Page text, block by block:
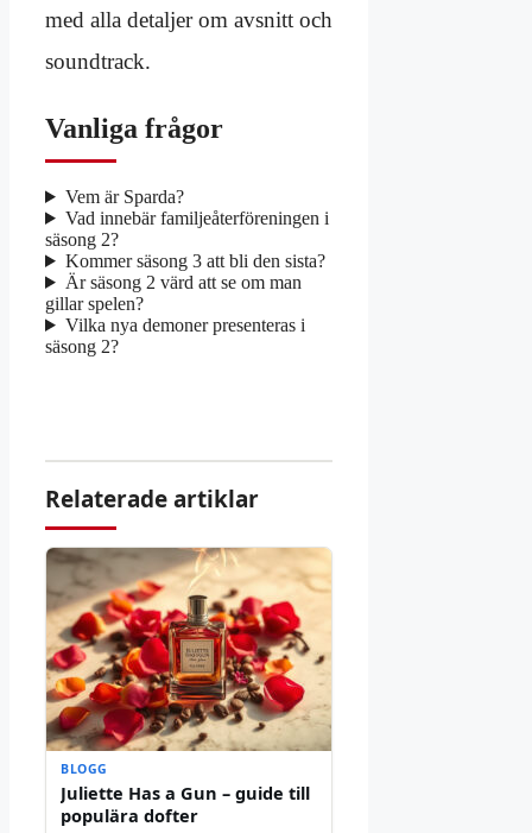
med alla detaljer om avsnitt och
soundtrack.
Vanliga frågor
Vem är Sparda?
Vad innebär familjeåterföreningen i
säsong 2?
Kommer säsong 3 att bli den sista?
Är säsong 2 värd att se om man
gillar spelen?
Vilka nya demoner presenteras i
säsong 2?
Relaterade artiklar
BLOGG
Juliette Has a Gun – guide till
populära dofter